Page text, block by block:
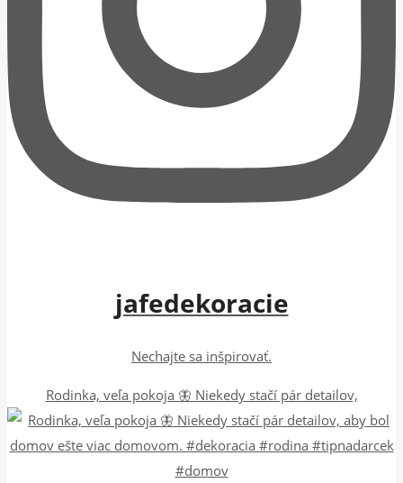
jafedekoracie
Nechajte sa inšpirovať.
Rodinka, veľa pokoja 🦋 Niekedy stačí pár detailov,